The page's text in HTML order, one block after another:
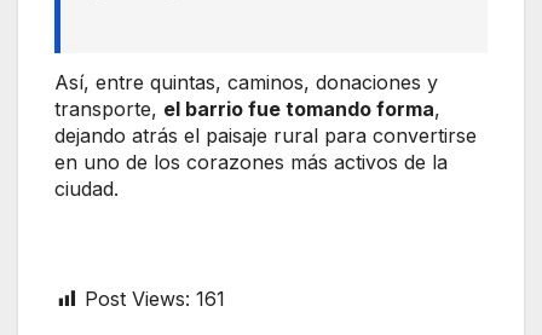
Así, entre quintas, caminos, donaciones y
transporte, el barrio fue tomando forma,
dejando atrás el paisaje rural para convertirse
en uno de los corazones más activos de la
ciudad.
Post Views: 161